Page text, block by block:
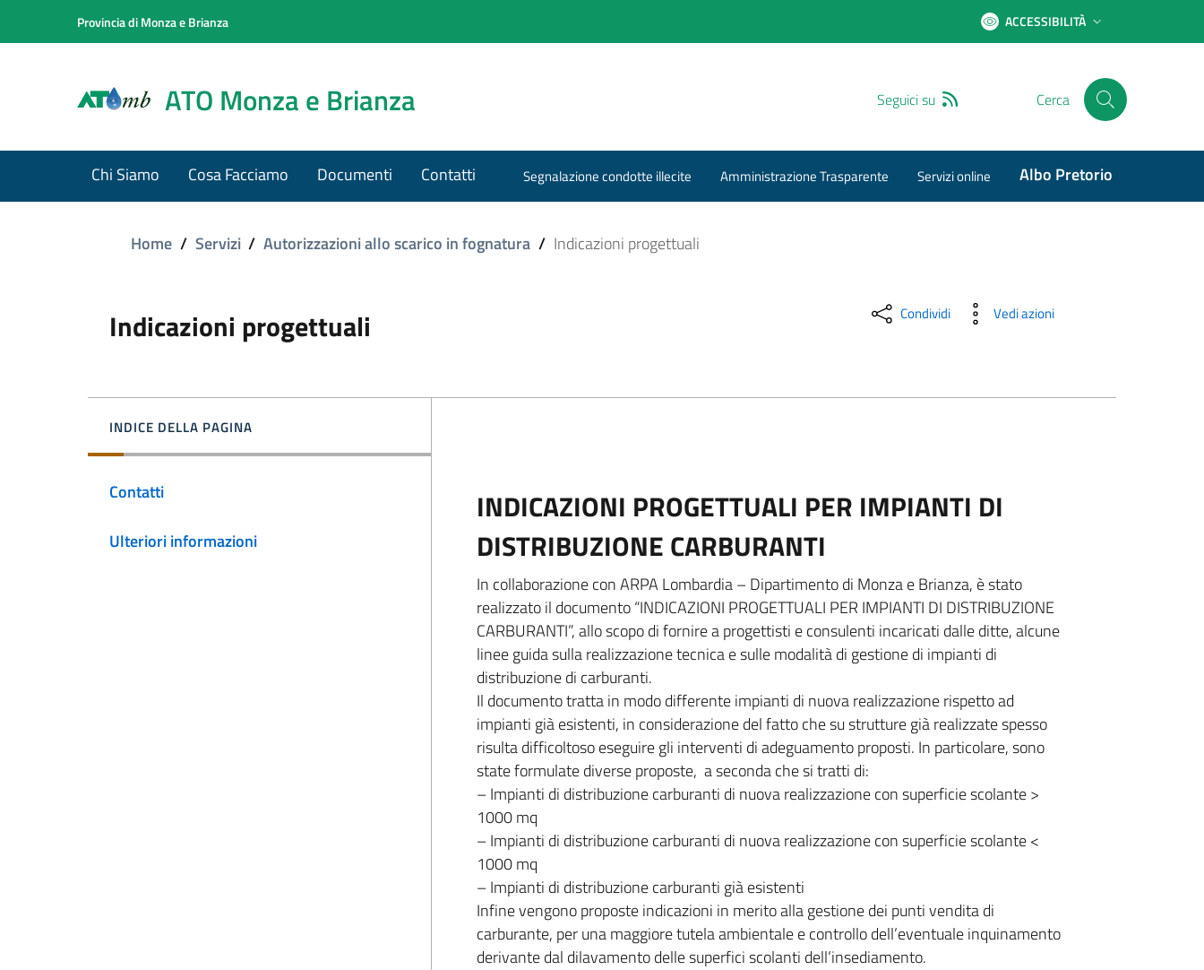
Provincia di Monza e Brianza ACCESSIBILITÀ
ATO Monza e Brianza Seguici su Cerca
Chi Siamo Cosa Facciamo Documenti Contatti Segnalazione condotte illecite Amministrazione Trasparente Servizi online Albo Pretorio
Home / Servizi / Autorizzazioni allo scarico in fognatura / Indicazioni progettuali
Indicazioni progettuali Condividi Vedi azioni
INDICE DELLA PAGINA
Contatti
Ulteriori informazioni
INDICAZIONI PROGETTUALI PER IMPIANTI DI
DISTRIBUZIONE CARBURANTI
In collaborazione con ARPA Lombardia – Dipartimento di Monza e Brianza, è stato
realizzato il documento “INDICAZIONI PROGETTUALI PER IMPIANTI DI DISTRIBUZIONE
CARBURANTI”, allo scopo di fornire a progettisti e consulenti incaricati dalle ditte, alcune
linee guida sulla realizzazione tecnica e sulle modalità di gestione di impianti di
distribuzione di carburanti.
Il documento tratta in modo differente impianti di nuova realizzazione rispetto ad
impianti già esistenti, in considerazione del fatto che su strutture già realizzate spesso
risulta difficoltoso eseguire gli interventi di adeguamento proposti. In particolare, sono
state formulate diverse proposte, a seconda che si tratti di:
– Impianti di distribuzione carburanti di nuova realizzazione con superficie scolante >
1000 mq
– Impianti di distribuzione carburanti di nuova realizzazione con superficie scolante <
1000 mq
– Impianti di distribuzione carburanti già esistenti
Infine vengono proposte indicazioni in merito alla gestione dei punti vendita di
carburante, per una maggiore tutela ambientale e controllo dell’eventuale inquinamento
derivante dal dilavamento delle superfici scolanti dell’insediamento.